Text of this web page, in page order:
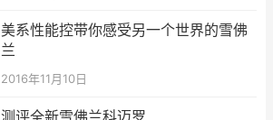
美系性能控带你感受另一个世界的雪佛
兰
2016年11月10日
测评全新雪佛兰科迈罗